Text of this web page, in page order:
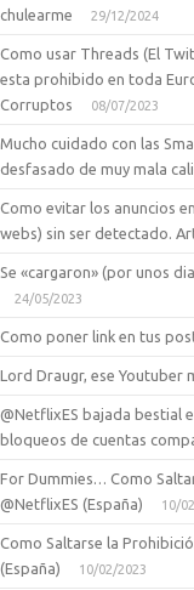
chulearme
29/12/2024
Como usar Threads (El
esta prohibido en toda
Corruptos
08/07/2023
Mucho cuidado con las
desfasado de muy mala
Como evitar los anuncios
webs) sin ser detectado.
Se «cargaron» (por unos
24/05/2023
Como poner link en tus
Lord Draugr, ese Youtuber
@NetflixES bajada bestial
bloqueos de cuentas
For Dummies… Como
@NetflixES (España)
10/
Como Saltarse la
(España)
10/02/2023